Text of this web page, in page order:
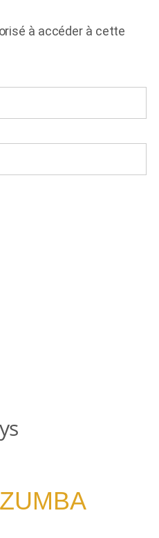
à accéder à cette